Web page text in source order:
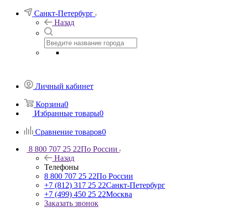
Санкт-Петербург
Назад
Личный кабинет
Корзина0
Избранные товары0
Сравнение товаров0
8 800 707 25 22По России
Назад
Телефоны
8 800 707 25 22По России
+7 (812) 317 25 22Санкт-Петербург
+7 (499) 450 25 22Москва
Заказать звонок